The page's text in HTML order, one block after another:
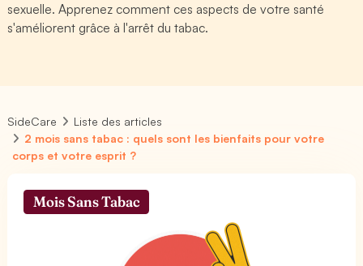
sexuelle. Apprenez comment ces aspects de votre santé
s'améliorent grâce à l'arrêt du tabac.
SideCare
Liste des articles
2 mois sans tabac : quels sont les bienfaits pour votre
corps et votre esprit ?
Mois Sans Tabac